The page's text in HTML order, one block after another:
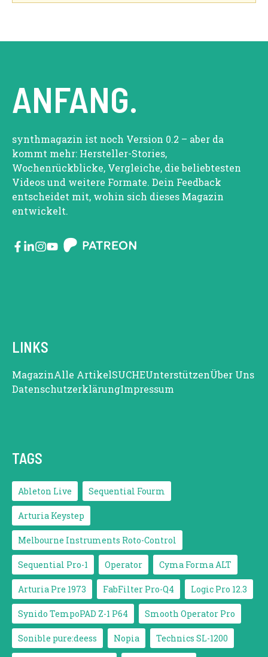
ANFANG.
synthmagazin ist noch Version 0.2 – aber da
kommt mehr: Hersteller-Stories,
Wochenrückblicke, Vergleiche, die beliebtesten
Videos und weitere Formate. Dein Feedback
entscheidet mit, wohin sich dieses Magazin
entwickelt.
LINKS
MagazinAlle ArtikelSUCHEUnterstützenÜber Uns
DatenschutzerklärungImpressum
TAGS
Ableton Live Sequential Fourm
Arturia Keystep
Melbourne Instruments Roto-Control
Sequential Pro-1 Operator Cyma Forma ALT
Arturia Pre 1973 FabFilter Pro-Q4 Logic Pro 12.3
Synido TempoPAD Z-1 P64 Smooth Operator Pro
Sonible pure:deess Nopia Technics SL-1200